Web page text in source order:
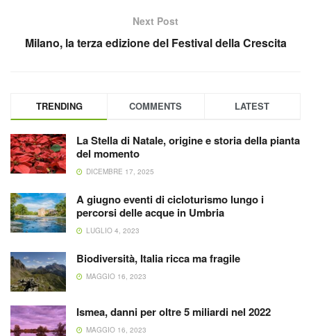
Next Post
Milano, la terza edizione del Festival della Crescita
TRENDING COMMENTS LATEST
La Stella di Natale, origine e storia della pianta
del momento
DICEMBRE 17, 2025
A giugno eventi di cicloturismo lungo i
percorsi delle acque in Umbria
LUGLIO 4, 2023
Biodiversità, Italia ricca ma fragile
MAGGIO 16, 2023
Ismea, danni per oltre 5 miliardi nel 2022
MAGGIO 16, 2023